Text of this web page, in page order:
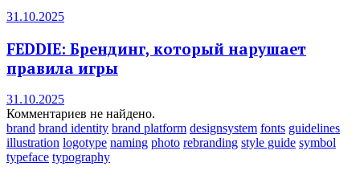
31.10.2025
FEDDIE: Брендинг, который нарушает
правила игры
31.10.2025
Комментариев не найдено.
brand brand identity brand platform designsystem fonts guidelines
illustration logotype naming photo rebranding style guide symbol
typeface typography